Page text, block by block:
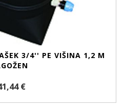
3/4'' PE VIŠINA 1,2 M
€